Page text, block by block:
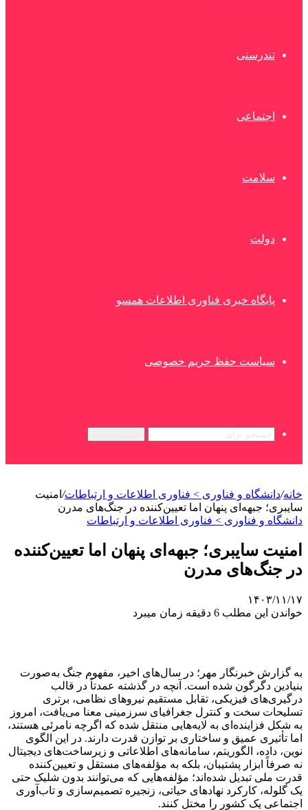
تندرستی
اجتماعی
سلامت
دولت
پایگاه خبری فناوری اطلاعات همسو
سیاست حفظ حریم خصوصی
خانه/دانشگاه و فناوری > فناوری اطلاعات و ارتباطات/ امنیت
سایبری؛ جبهه‌ای پنهان اما تعیین‌کننده در جنگ‌های مدرن
دانشگاه و فناوری > فناوری اطلاعات و ارتباطات
امنیت سایبری؛ جبهه‌ای پنهان اما تعیین‌کننده
در جنگ‌های مدرن
۱۴۰۳/۱۱/۱۷
خواندن این مطلب 6 دقیقه زمان میبرد
به گزارش خبرنگار مهر؛ در سال‌های اخیر، مفهوم جنگ به‌صورت
بنیادین دگرگون شده است. آنچه در گذشته عمدتاً در قالب
درگیری‌های فیزیکی، تقابل مستقیم نیروهای نظامی، برتری
تسلیحات سخت و کنترل جغرافیای سرزمینی معنا می‌یافت، امروز
به شکل فزاینده‌ای به لایه‌هایی منتقل شده که اگرچه نامرئی‌ هستند،
اما تأثیری عمیق و ساختاری بر توازن قدرت دارند. در این الگوی
نوین، داده، الگوریتم، سامانه‌های اطلاعاتی و زیرساخت‌های دیجیتال
نه صرفاً ابزار پشتیبان، بلکه به مؤلفه‌های مستقل و تعیین‌کننده
قدرت ملی تبدیل شده‌اند؛ مؤلفه‌هایی که می‌توانند بدون شلیک حتی
یک گلوله، کارکرد نهادهای حیاتی، زنجیره تصمیم‌سازی و تاب‌آوری
اجتماعی یک کشور را مختل کنند.